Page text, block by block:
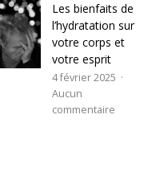
Les bienfaits de
l’hydratation sur
votre corps et
votre esprit
4 février 2025
Aucun
commentaire